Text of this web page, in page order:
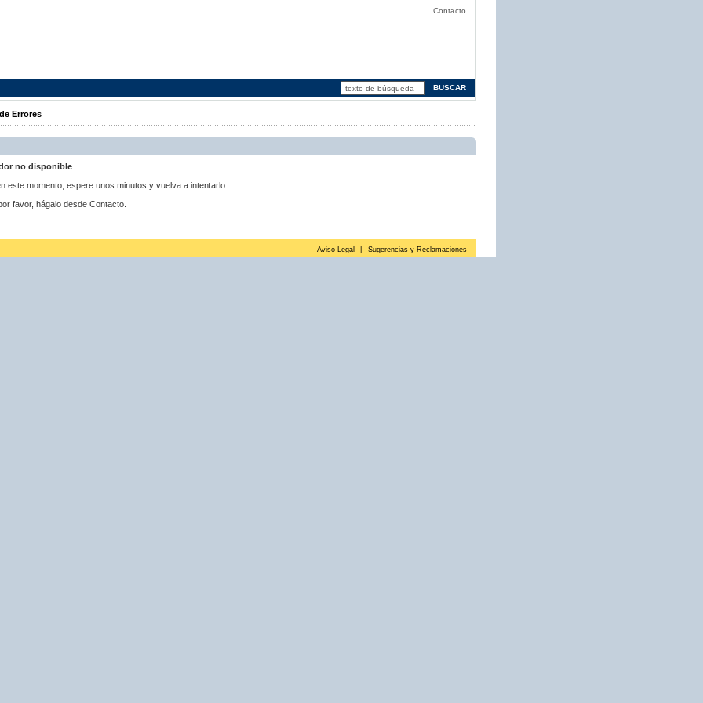
Contacto
Errores
no disponible
este momento, espere unos minutos y vuelva a intentarlo.
favor, hágalo desde Contacto.
Aviso Legal Sugerencias y Reclamaciones